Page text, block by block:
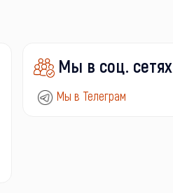
Мы в соц. сетях
Мы в Телеграм